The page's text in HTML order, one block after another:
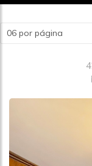
06 por página